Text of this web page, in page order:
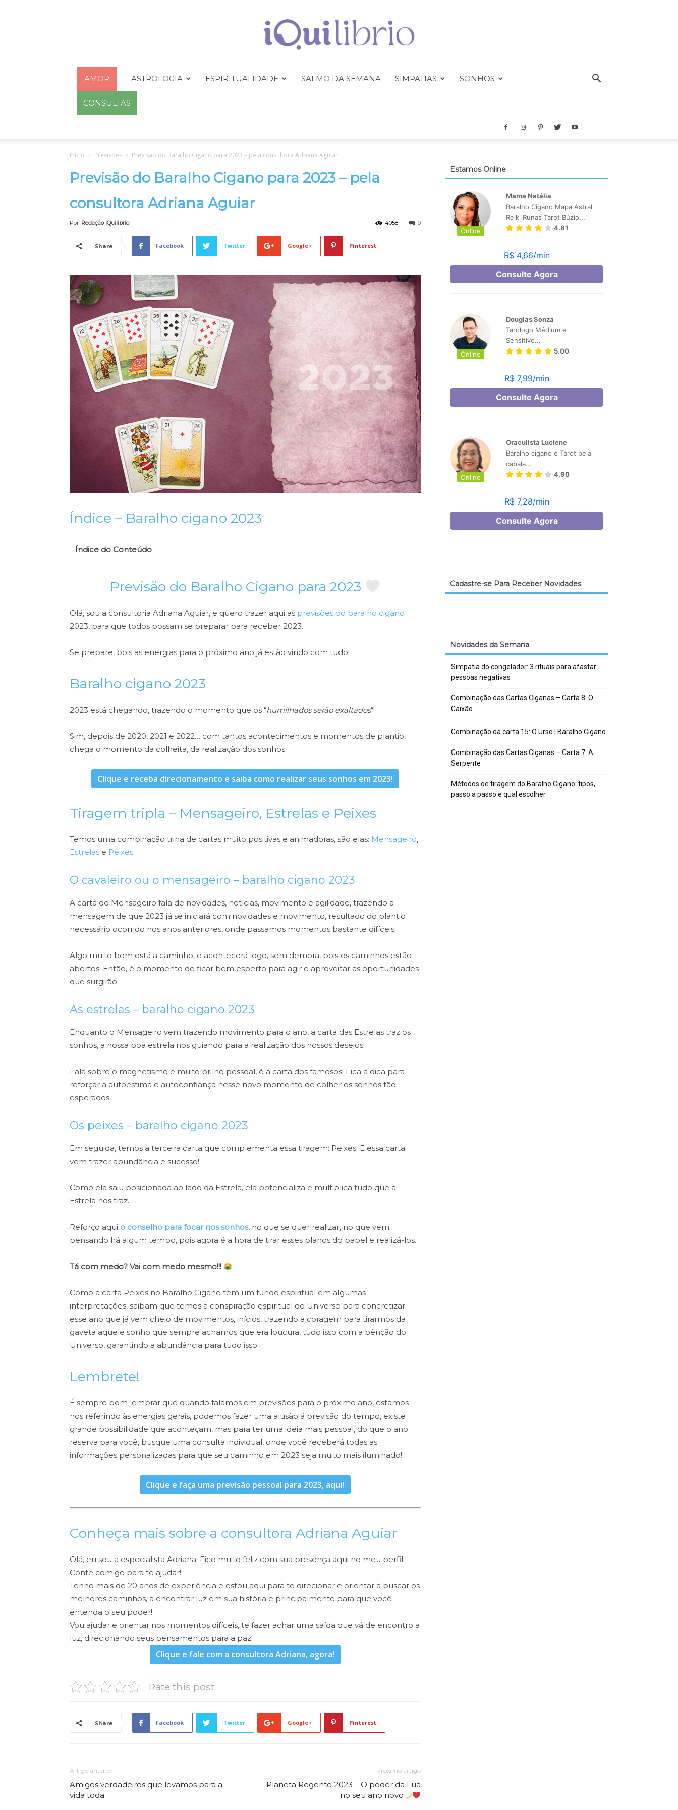
iQuilibrio
AMOR ASTROLOGIA ESPIRITUALIDADE SALMO DA SEMANA SIMPATIAS SONHOS
CONSULTAS
Início Previsões Previsão do Baralho Cigano para 2023 – pela consultora Adriana Aguiar
Previsão do Baralho Cigano para 2023 – pela
consultora Adriana Aguiar
Por Redação iQuilibrio 0
4058
Share Facebook Twitter Google+ Pinterest
Índice – Baralho cigano 2023
Índice do Conteúdo
Previsão do Baralho Cigano para 2023
Olá, sou a consultoria Adriana Aguiar, e quero trazer aqui as previsões do baralho cigano
2023, para que todos possam se preparar para receber 2023.
Se prepare, pois as energias para o próximo ano já estão vindo com tudo!
Baralho cigano 2023
2023 está chegando, trazendo o momento que os “humilhados serão exaltados“!
Sim, depois de 2020, 2021 e 2022… com tantos acontecimentos e momentos de plantio,
chega o momento da colheita, da realização dos sonhos.
Clique e receba direcionamento e saiba como realizar seus sonhos em 2023!
Tiragem tripla – Mensageiro, Estrelas e Peixes
Temos uma combinação trina de cartas muito positivas e animadoras, são elas: Mensageiro,
Estrelas e Peixes.
O cavaleiro ou o mensageiro – baralho cigano 2023
A carta do Mensageiro fala de novidades, notícias, movimento e agilidade, trazendo a
mensagem de que 2023 já se iniciará com novidades e movimento, resultado do plantio
necessário ocorrido nos anos anteriores, onde passamos momentos bastante difíceis.
Algo muito bom está a caminho, e acontecerá logo, sem demora, pois os caminhos estão
abertos. Então, é o momento de ficar bem esperto para agir e aproveitar as oportunidades
que surgirão.
As estrelas – baralho cigano 2023
Enquanto o Mensageiro vem trazendo movimento para o ano, a carta das Estrelas traz os
sonhos, a nossa boa estrela nos guiando para a realização dos nossos desejos!
Fala sobre o magnetismo e muito brilho pessoal, é a carta dos famosos! Fica a dica para
reforçar a autoestima e autoconfiança nesse novo momento de colher os sonhos tão
esperados.
Os peixes – baralho cigano 2023
Em seguida, temos a terceira carta que complementa essa tiragem: Peixes! E essa carta
vem trazer abundância e sucesso!
Como ela saiu posicionada ao lado da Estrela, ela potencializa e multiplica tudo que a
Estrela nos traz.
Reforço aqui o conselho para focar nos sonhos, no que se quer realizar, no que vem
pensando há algum tempo, pois agora é a hora de tirar esses planos do papel e realizá-los.
Tá com medo? Vai com medo mesmo!!!
Como a carta Peixes no Baralho Cigano tem um fundo espiritual em algumas
interpretações, saibam que temos a conspiração espiritual do Universo para concretizar
esse ano que já vem cheio de movimentos, inícios, trazendo a coragem para tirarmos da
gaveta aquele sonho que sempre achamos que era loucura, tudo isso com a bênção do
Universo, garantindo a abundância para tudo isso.
Lembrete!
É sempre bom lembrar que quando falamos em previsões para o próximo ano, estamos
nos referindo às energias gerais, podemos fazer uma alusão á previsão do tempo, existe
grande possibilidade que aconteçam, mas para ter uma ideia mais pessoal, do que o ano
reserva para você, busque uma consulta individual, onde você receberá todas as
informações personalizadas para que seu caminho em 2023 seja muito mais iluminado!
Clique e faça uma previsão pessoal para 2023, aqui!
Conheça mais sobre a consultora Adriana Aguiar
Olá, eu sou a especialista Adriana. Fico muito feliz com sua presença aqui no meu perfil.
Conte comigo para te ajudar!
Tenho mais de 20 anos de experiência e estou aqui para te direcionar e orientar a buscar os
melhores caminhos, a encontrar luz em sua história e principalmente para que você
entenda o seu poder!
Vou ajudar e orientar nos momentos difíceis, te fazer achar uma saída que vá de encontro a
luz, direcionando seus pensamentos para a paz.
Clique e fale com a consultora Adriana, agora!
Rate this post
Share Facebook Twitter Google+ Pinterest
Artigo anterior
Amigos verdadeiros que levamos para a
vida toda
Próximo artigo
Planeta Regente 2023 – O poder da Lua
no seu ano novo
Estamos Online
Cadastre-se Para Receber Novidades
Novidades da Semana
Simpatia do congelador: 3 rituais para afastar
pessoas negativas
Combinação das Cartas Ciganas – Carta 8: O
Caixão
Combinação da carta 15: O Urso | Baralho Cigano
Combinação das Cartas Ciganas – Carta 7: A
Serpente
Métodos de tiragem do Baralho Cigano: tipos,
passo a passo e qual escolher